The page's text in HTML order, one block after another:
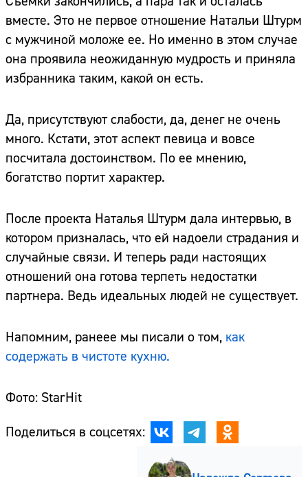
вместе. Это не первое отношение Натальи Штурм
с мужчиной моложе ее. Но именно в этом случае
она проявила неожиданную мудрость и приняла
избранника таким, какой он есть.
Да, присутствуют слабости, да, денег не очень
много. Кстати, этот аспект певица и вовсе
посчитала достоинством. По ее мнению,
богатство портит характер.
После проекта Наталья Штурм дала интервью, в
котором призналась, что ей надоели страдания и
случайные связи. И теперь ради настоящих
отношений она готова терпеть недостатки
партнера. Ведь идеальных людей не существует.
Напомним, ранеее мы писали о том, как
содержать в чистоте кухню.
Фото: StarHit
Поделиться в соцсетях: